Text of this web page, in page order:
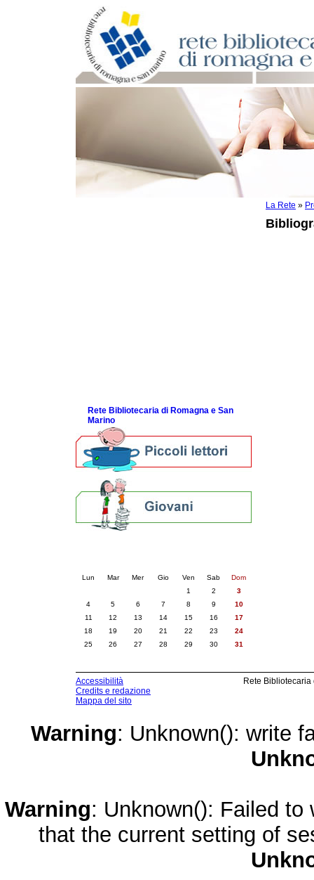
La Rete »
Rete Bibliotecaria di Romagna e San
Marino
Lun Mar Mer Gio Ven Sab
Dom
1
2
3
4
5 6 7 8 9
10
11
12 13 14 15 16
17
18
19 20 21 22 23
24
25
26 27 28 29 30 31
Accessibilità
Credits e redazione
Mappa del sito
Rete
Warning: Unknown(): write
Warning: Unknown(): Failed
that the current setting of